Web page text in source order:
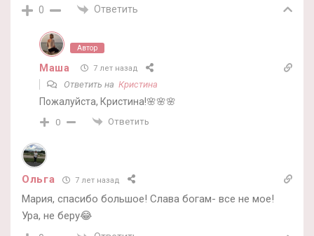
0 Ответить
Автор
Маша 7 лет назад
Ответить на Кристина
Пожалуйста, Кристина!🌸🌸🌸
0 Ответить
Ольга 7 лет назад
Мария, спасибо большое! Слава богам- все не мое!
Ура, не беру😂